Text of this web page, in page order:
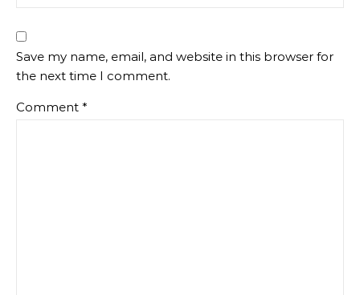
Save my name, email, and website in this browser for
the next time I comment.
Comment *